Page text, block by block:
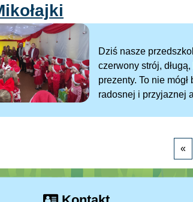
Dziś nasze
czerwony strój,
prezenty. To nie
radosnej i przyjaznej
«